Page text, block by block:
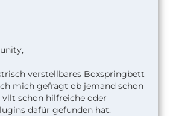
verstellbares Boxspringbett
mich gefragt ob jemand schon
schon hilfreiche oder
dafür gefunden hat.